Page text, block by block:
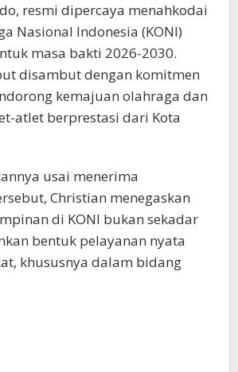
resmi dipercaya menahkodai
Nasional Indonesia (KONI)
masa bakti 2026-2030.
disambut dengan komitmen
kemajuan olahraga dan
atlet berprestasi dari Kota
usai menerima
Christian menegaskan
di KONI bukan sekadar
bentuk pelayanan nyata
khususnya dalam bidang